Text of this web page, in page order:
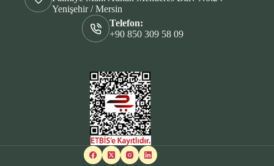
Yenişehir / Mersin
Telefon:
+90 850 309 58 09